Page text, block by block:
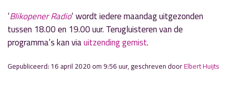
‘Blikopener Radio‘ wordt iedere maandag uitgezonden
tussen 18.00 en 19.00 uur. Terugluisteren van de
programma’s kan viauitzending gemist.
Gepubliceerd: 16 april 2020 om 9:56 uur, geschreven doorElbert Huijts